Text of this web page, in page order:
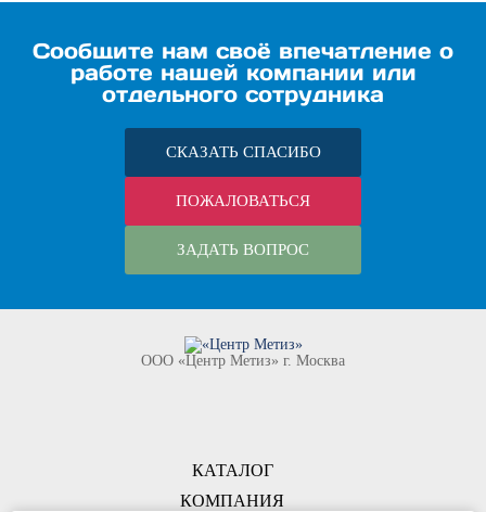
Сообщите нам своё впечатление о
работе нашей компании или
отдельного сотрудника
СКАЗАТЬ СПАСИБО
ПОЖАЛОВАТЬСЯ
ЗАДАТЬ ВОПРОС
КОМПАНИЯ
ООО «Центр Метиз» г. Москва
КАТАЛОГ